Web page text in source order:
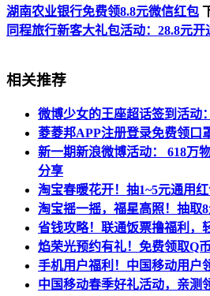
湖南农业银行免费领8.8元微信红包
同程旅行新客大礼包活动：28.8元开
相关推荐
微博少女的王座超话签到活动
菱菱邦APP注册登录免费领口
新一期新浪微博活动： 618万
分享
淘宝春暖花开！抽1~5元通用
淘宝摇一摇，福星高照！抽取8
省钱攻略！联通饭票撸福利，
焰荣光预约有礼！免费领取Q
手机用户福利！中国移动用户
中国移动春季好礼活动，亲测